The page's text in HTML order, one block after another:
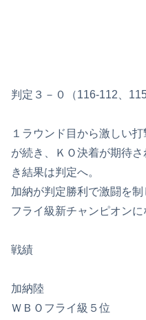
判定３－０（116-112、
１ラウンド目から激しい
が続き、ＫＯ決着が期待
き結果は判定へ。
加納が判定勝利で激闘を制
フライ級新チャンピオンに
戦績
加納陸
ＷＢＯフライ級５位